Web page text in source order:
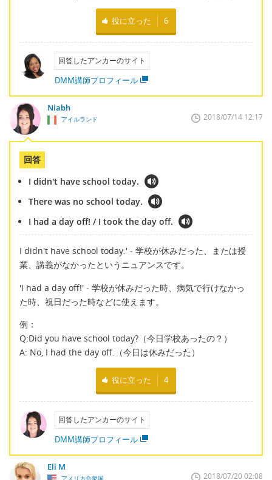
役に立った 6
回答したアンカーのサイト
DMM講師プロフィール
Niabh
アイルランド 2018/07/14 12:17
回答
I didn't have school today.
There was no school today.
I had a day off! / I took the day off.
I didn't have school today.' - 学校が休みだった、または授
業、講義がなかったというニュアンスです。
'I had a day off!' - 学校が休みだった時、病気で行けなかっ
た時、祝日だった時などに使えます。
例：
Q:Did you have school today?（今日学校あったの？）
A: No, I had the day off.（今日は休みだった）
役に立った 4
回答したアンカーのサイト
DMM講師プロフィール
Eli M
2018/07/20 02:08